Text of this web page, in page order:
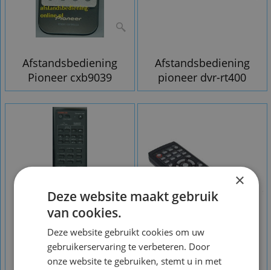
Afstandsbediening
Pioneer cxb9039
Afstandsbediening
pioneer dvr-rt400
×
Deze website maakt gebruik
van cookies.
Deze website gebruikt cookies om uw
gebruikerservaring te verbeteren. Door
onze website te gebruiken, stemt u in met